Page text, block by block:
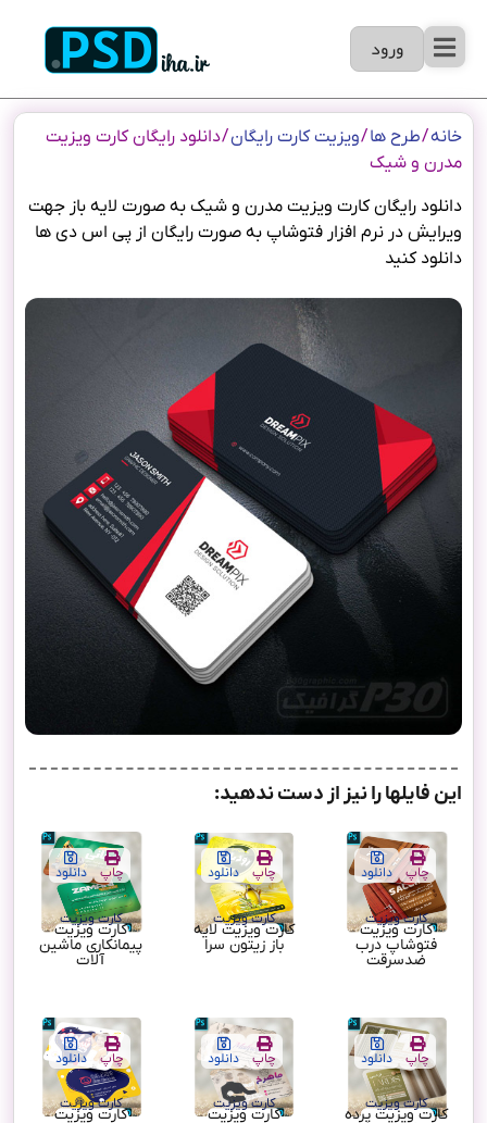
ورود
خانه/طرح ها/ویزیت کارت رایگان/ دانلود رایگان کارت ویزیت
مدرن و شیک
دانلود رایگان کارت ویزیت مدرن و شیک به صورت لایه باز جهت
ویرایش در نرم افزار فتوشاپ به صورت رایگان از پی اس دی ها
دانلود کنید
این فایلها را نیز از دست ندهید:
چاپ دانلود
کارت ویزیت
کارت ویزیت
فتوشاپ درب
ضدسرقت
چاپ دانلود
کارت ویزیت
کارت ویزیت لایه
باز زیتون سرا
چاپ دانلود
کارت ویزیت
کارت ویزیت
پیمانکاری ماشین
آلات
چاپ دانلود
کارت ویزیت
کارت ویزیت پرده
چاپ دانلود
کارت ویزیت
کارت ویزیت
چاپ دانلود
کارت ویزیت
کارت ویزیت